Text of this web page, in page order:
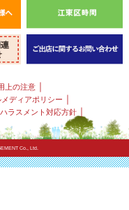
上の注意 ｜
ディアポリシー ｜
ラスメント対応方針｜
Co., Ltd.